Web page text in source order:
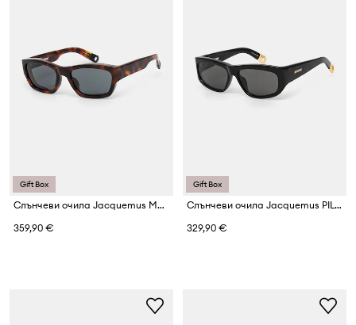
Gift Box
Слънчеви очила Jacquemus MERIDIANO
359,90 €
Gift Box
Слънчеви очила Jacquemus PILOTA
329,90 €